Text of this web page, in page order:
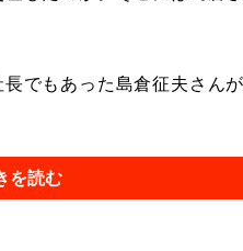
でもあった島倉征夫さん
を読む